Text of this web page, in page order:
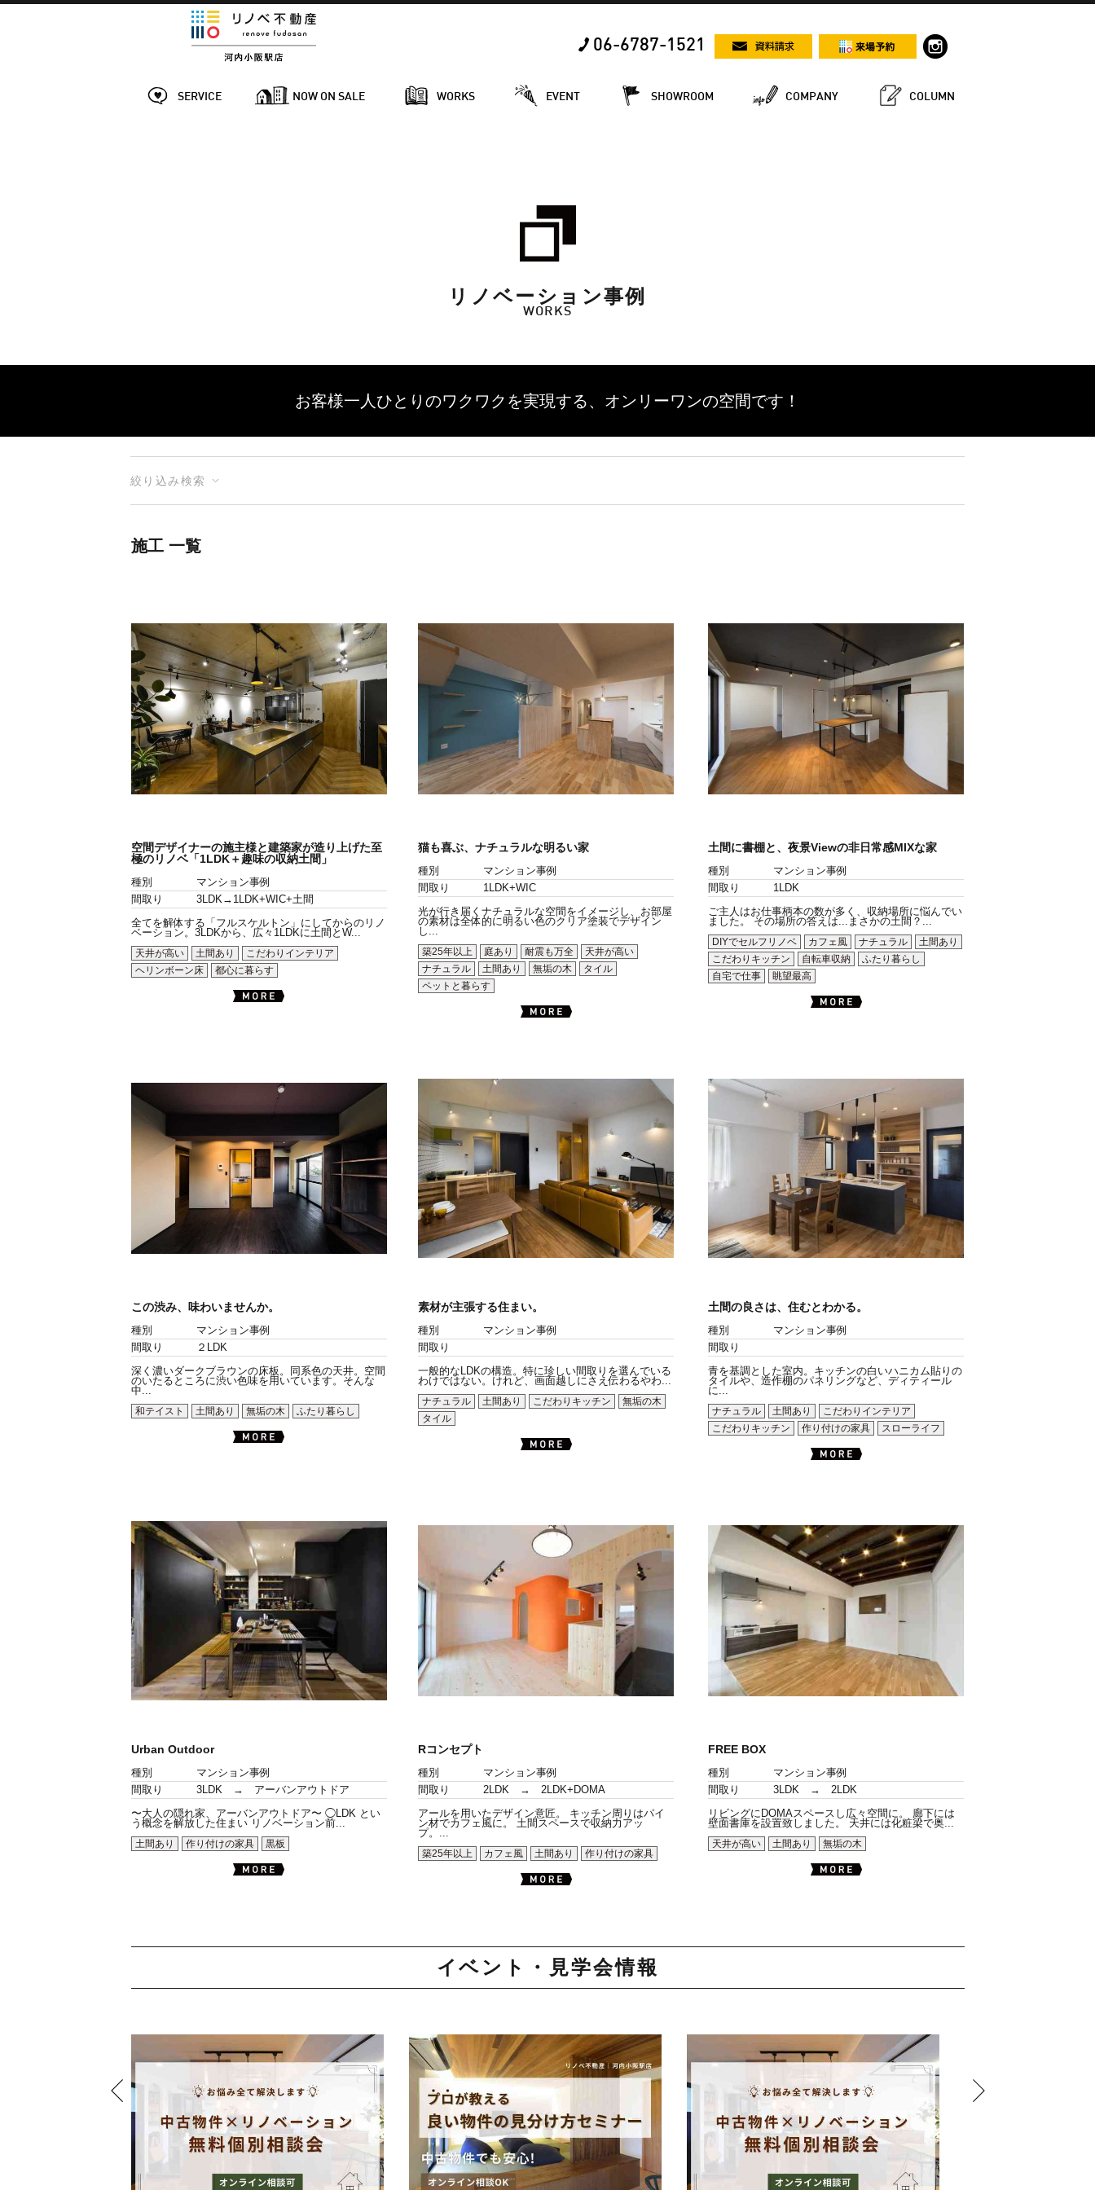
06-6787-1521
SERVICE NOW ON SALE WORKS EVENT SHOWROOM COMPANY COLUMN
リノベーション事例
WORKS
お客様一人ひとりのワクワクを実現する、 オンリーワンの空間です！
絞り込み検索
施工 一覧
空間デザイナーの施主様と建築家が造り上げた至
極のリノベ「1LDK＋趣味の収納土間」
種別
マンション事例
間取り
3LDK→1LDK+WIC+土間
全てを解体する「フルスケルトン」にしてからのリノ
ベーション。3LDKから、広々1LDKに土間とW...
天井が高い
土間あり
こだわりインテリア
ヘリンボーン床
都心に暮らす
猫も喜ぶ、ナチュラルな明るい家
種別
マンション事例
間取り
1LDK+WIC
光が行き届くナチュラルな空間をイメージし、お部屋
の素材は全体的に明るい色のクリア塗装でデザイン
し...
築25年以上
庭あり 耐震も万全
天井が高い
ナチュラル
土間あり 無垢の木
タイル
ペットと暮らす
土間に書棚と、夜景Viewの非日常感MIXな家
種別
マンション事例
間取り
1LDK
ご主人はお仕事柄本の数が多く、収納場所に悩んでい
ました。 その場所の答えは...まさかの土間？...
DIYでセルフリノベ
カフェ風 ナチュラル
土間あり
こだわりキッチン
自転車収納
ふたり暮らし
自宅で仕事
眺望最高
この渋み、味わいませんか。
種別
マンション事例
間取り
２LDK
深く濃いダークブラウンの床板。同系色の天井。空間
のいたるところに渋い色味を用いています。そんな
中...
和テイスト
土間あり 無垢の木 ふたり暮らし
素材が主張する住まい。
種別
マンション事例
間取り
一般的なLDKの構造。特に珍しい間取りを選んでいる
わけではない。けれど、画面越しにさえ伝わるやわ...
ナチュラル
土間あり こだわりキッチン
無垢の木
タイル
土間の良さは、住むとわかる。
種別
マンション事例
間取り
青を基調とした室内。キッチンの白いハニカム貼りの
タイルや、造作棚のパネリングなど、ディティール
に...
ナチュラル
土間あり
こだわりインテリア
こだわりキッチン
作り付けの家具 スローライフ
Urban Outdoor
種別
マンション事例
間取り
3LDK → アーバンアウトドア
〜大人の隠れ家、アーバンアウトドア〜 ◯LDK とい
う概念を解放した住まい リノベーション前...
土間あり
作り付けの家具 黒板
Rコンセプト
種別
マンション事例
間取り
2LDK → 2LDK+DOMA
アールを用いたデザイン意匠。 キッチン周りはパイ
ン材でカフェ風に。 土間スペースで収納力アッ
プ。...
築25年以上
カフェ風 土間あり 作り付けの家具
FREE BOX
種別
マンション事例
間取り
3LDK → 2LDK
リビングにDOMAスペースし広々空間に。 廊下には
壁面書庫を設置致しました。 天井には化粧梁で奥...
天井が高い
土間あり 無垢の木
イベント・見学会情報